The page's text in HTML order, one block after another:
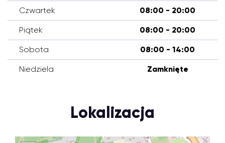
Czwartek 08:00 - 20:00
Piątek 08:00 - 20:00
Sobota 08:00 - 14:00
Niedziela Zamknięte
Lokalizacja